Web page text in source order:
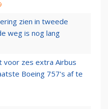
zien in tweede
weg is nog lang
voor zes extra Airbus
Boeing 757's af te